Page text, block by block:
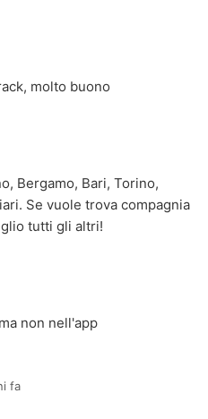
molto buono
Bergamo, Bari, Torino,
Se vuole trova compagnia
tutti gli altri!
non nell'app
fa